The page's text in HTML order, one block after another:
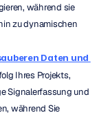
während sie
zu dynamischen
Daten und
Ihres Projekts,
Signalerfassung und
während Sie